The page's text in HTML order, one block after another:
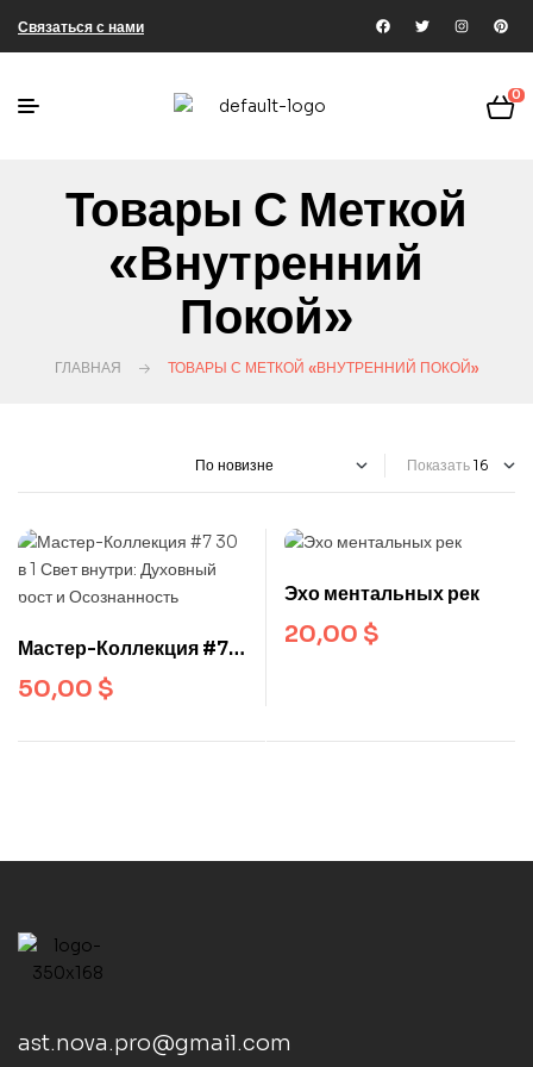
Связаться с нами
0
Товары С Меткой
«внутренний
Покой»
ГЛАВНАЯ ТОВАРЫ С МЕТКОЙ «ВНУТРЕННИЙ ПОКОЙ»
Показать
Мастер-Коллекция #7
30 в 1 Свет внутри:
Духовный рост и
50,00 $
Эхо ментальных рек
20,00 $
ast.nova.pro@gmail.com